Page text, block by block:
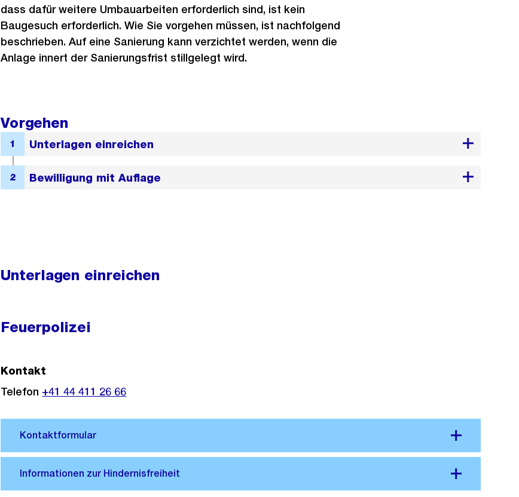
dass dafür weitere Umbauarbeiten erforderlich sind, ist kein
Baugesuch erforderlich. Wie Sie vorgehen müssen, ist nachfolgend
beschrieben. Auf eine Sanierung kann verzichtet werden, wenn die
Anlage innert der Sanierungsfrist stillgelegt wird.
Vorgehen
Unterlagen einreichen
Feuerpolizei
Kontakt
Telefon +41 44 411 26 66